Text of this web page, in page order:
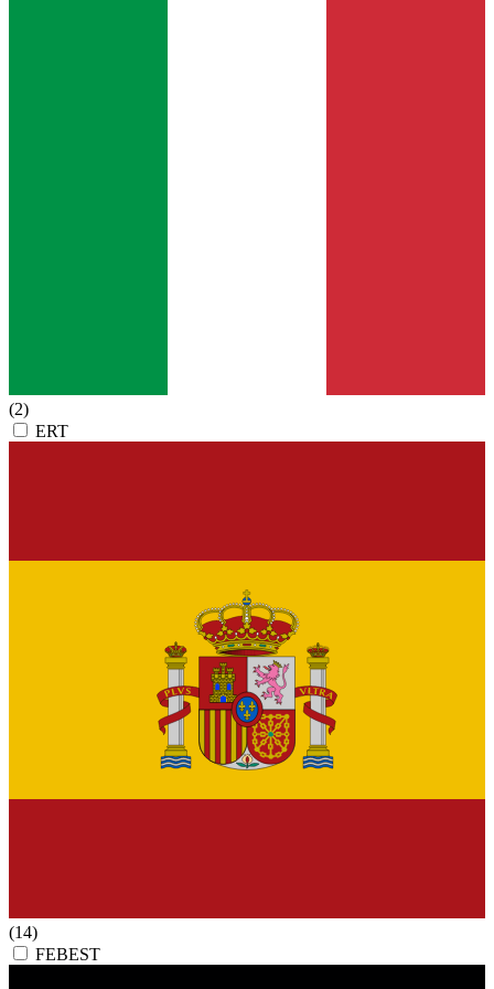
(2)
ERT
(14)
FEBEST